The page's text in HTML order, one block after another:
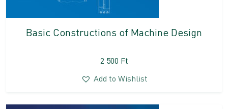
Basic Constructions of Machine Design
2 500 Ft
Add to Wishlist